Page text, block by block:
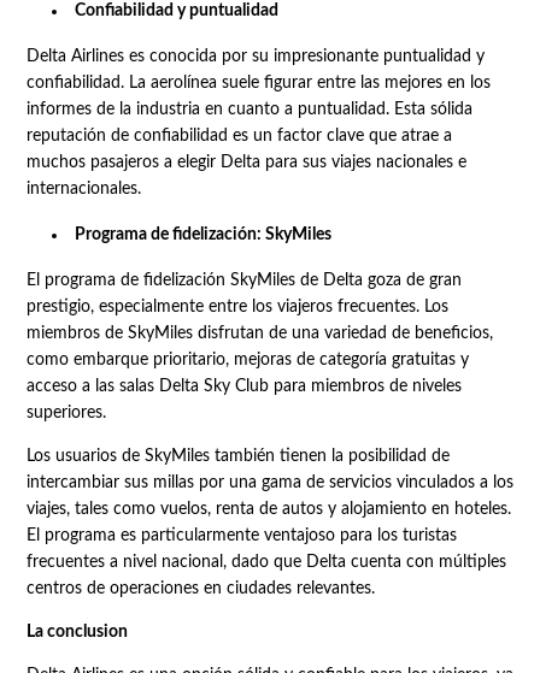
Confiabilidad y puntualidad
Delta Airlines es conocida por su impresionante puntualidad y
confiabilidad. La aerolínea suele figurar entre las mejores en los
informes de la industria en cuanto a puntualidad. Esta sólida
reputación de confiabilidad es un factor clave que atrae a
muchos pasajeros a elegir Delta para sus viajes nacionales e
internacionales.
Programa de fidelización: SkyMiles
El programa de fidelización SkyMiles de Delta goza de gran
prestigio, especialmente entre los viajeros frecuentes. Los
miembros de SkyMiles disfrutan de una variedad de beneficios,
como embarque prioritario, mejoras de categoría gratuitas y
acceso a las salas Delta Sky Club para miembros de niveles
superiores.
Los usuarios de SkyMiles también tienen la posibilidad de
intercambiar sus millas por una gama de servicios vinculados a los
viajes, tales como vuelos, renta de autos y alojamiento en hoteles.
El programa es particularmente ventajoso para los turistas
frecuentes a nivel nacional, dado que Delta cuenta con múltiples
centros de operaciones en ciudades relevantes.
La conclusion